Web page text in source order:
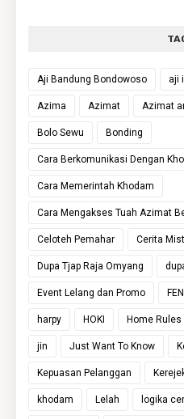
Aji Bandung Bondowoso aji
Azima Azimat Azimat
Bolo Sewu Bonding
Cara Berkomunikasi Dengan
Cara Memerintah Khodam
Cara Mengakses Tuah Azimat
Celoteh Pemahar Cerita
Dupa Tjap Raja Omyang
Event Lelang dan Promo
harpy HOKI Home Rules
jin Just Want To Know
Kepuasan Pelanggan
khodam Lelah logika